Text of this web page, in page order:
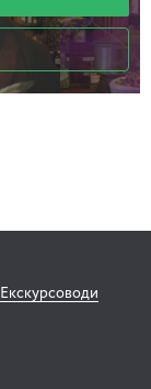
Екскурсоводи